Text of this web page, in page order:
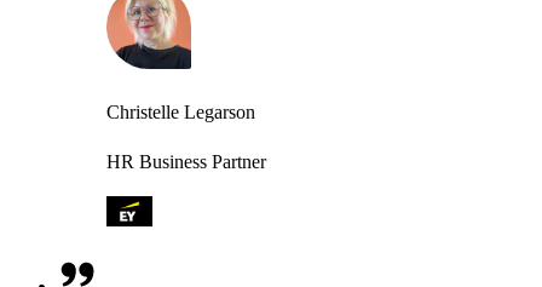
Christelle Legarson
HR Business Partner